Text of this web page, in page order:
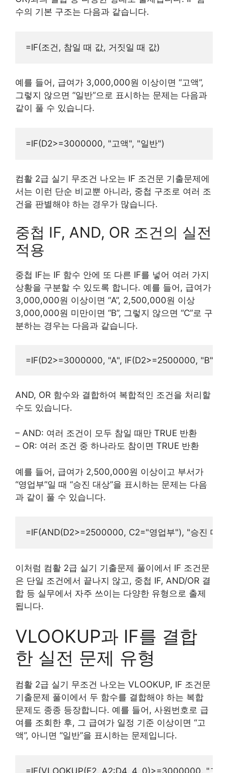
수의 기본 구조는 다음과 같습니다.
예를 들어, 급여가 3,000,000원 이상이면 “고액”,
그렇지 않으면 “일반”으로 표시하는 문제는 다음과
같이 풀 수 있습니다.
컴활 2급 실기 무조건 나오는 IF 조건문 기출문제에
서는 이런 단순 비교뿐 아니라, 중첩 구조로 여러 조
건을 판별해야 하는 경우가 많습니다.
중첩 IF, AND, OR 조건의 실전
적용
중첩 IF는 IF 함수 안에 또 다른 IF를 넣어 여러 가지
상황을 구분할 수 있도록 합니다. 예를 들어, 급여가
3,000,000원 이상이면 “A”, 2,500,000원 이상
3,000,000원 미만이면 “B”, 그렇지 않으면 “C”로 구
분하는 경우는 다음과 같습니다.
AND, OR 함수와 결합하여 복합적인 조건을 처리할
수도 있습니다.
– AND: 여러 조건이 모두 참일 때만 TRUE 반환
– OR: 여러 조건 중 하나라도 참이면 TRUE 반환
예를 들어, 급여가 2,500,000원 이상이고 부서가
“영업부”일 때 “승진 대상”을 표시하는 문제는 다음
과 같이 풀 수 있습니다.
이처럼 컴활 2급 실기 기출문제 풀이에서 IF 조건문
은 단일 조건에서 끝나지 않고, 중첩 IF, AND/OR 결
합 등 실무에서 자주 쓰이는 다양한 유형으로 출제
됩니다.
VLOOKUP과 IF를 결합
한 실전 문제 유형
컴활 2급 실기 무조건 나오는 VLOOKUP, IF 조건문
기출문제 풀이에서 두 함수를 결합해야 하는 복합
문제도 종종 등장합니다. 예를 들어, 사원번호로 급
여를 조회한 후, 그 급여가 일정 기준 이상이면 “고
액”, 아니면 “일반”을 표시하는 문제입니다.